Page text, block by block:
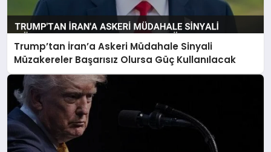
SPOR
TEKNOLOJI
Trump’tan İran’a Askeri Müdahale Sinyali
Müzakereler Başarısız Olursa Güç Kullanılacak